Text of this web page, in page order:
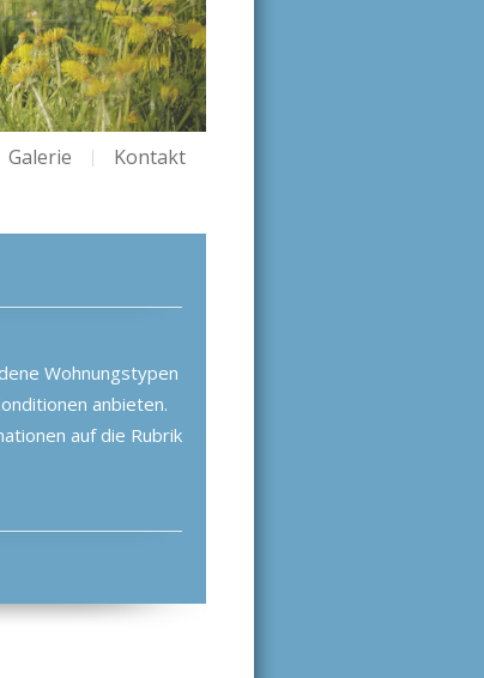
Kontakt
Galerie
Wohnungstypen
anbieten.
auf die Rubrik